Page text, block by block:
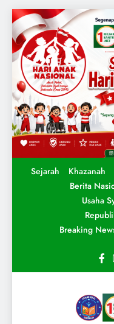
Sejarah Khazanah
Berita
Usaha
Breaking